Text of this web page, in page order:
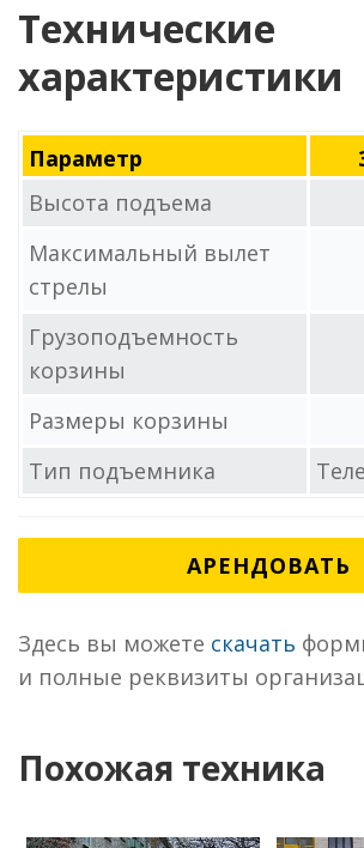
Технические
характеристики
Параметр
Высота подъема
Максимальный вылет
стрелы
Грузоподъемность
корзины
Размеры корзины
Тип подъемника
АРЕНДОВАТЬ
Здесь вы можете скачать
и полные реквизиты
Похожая техника